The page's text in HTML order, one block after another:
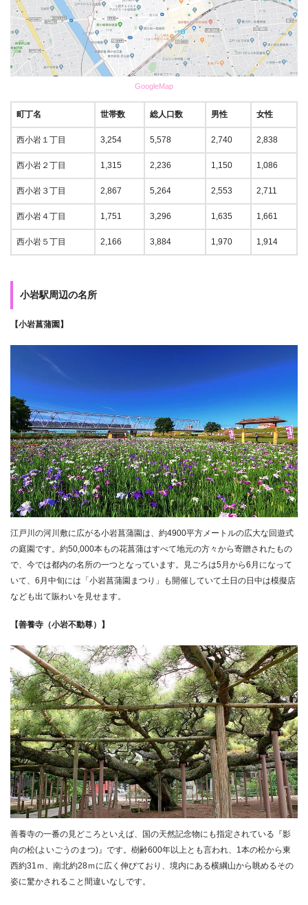
GoogleMap
町丁名 世帯数 総人口数 男性 女性
西小岩１丁目 3,254 5,578 2,740 2,838
西小岩２丁目 1,315 2,236 1,150 1,086
西小岩３丁目 2,867 5,264 2,553 2,711
西小岩４丁目 1,751 3,296 1,635 1,661
西小岩５丁目 2,166 3,884 1,970 1,914
小岩駅周辺の名所
【小岩菖蒲園】
江戸川の河川敷に広がる小岩菖蒲園は、約4900平方メートルの広大な回遊式
の庭園です。約50,000本もの花菖蒲はすべて地元の方々から寄贈されたもの
で、今では都内の名所の一つとなっています。見ごろは5月から6月になって
いて、6月中旬には「小岩菖蒲園まつり」も開催していて土日の日中は模擬店
なども出て賑わいを見せます。
【善養寺（小岩不動尊）】
善養寺の一番の見どころといえば、国の天然記念物にも指定されている『影
向の松(よいごうのまつ)』です。樹齢600年以上とも言われ、1本の松から東
西約31ｍ、南北約28ｍに広く伸びており、境内にある横綱山から眺めるその
姿に驚かされること間違いなしです。